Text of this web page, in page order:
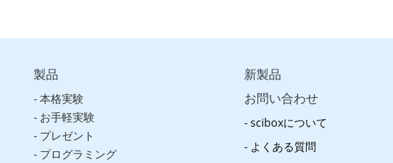
製品
本格実験
お手軽実験
プレゼント
プログラミング
新製品
お問い合わせ
sciboxについて
よくある質問